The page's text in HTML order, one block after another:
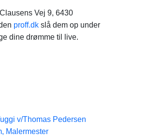
Vej 9, 6430
proff.dk slå dem op under
dine drømme til live.
v/Thomas Pedersen
Malermester